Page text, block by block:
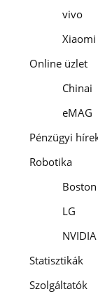
vivo
Xiaomi
Online üzlet
Chinai
eMAG
Pénzügyi
Robotika
LG
NVIDIA
Statisztikák
Szolgáltatók